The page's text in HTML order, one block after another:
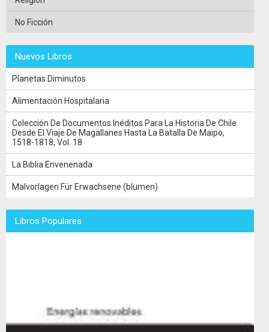
No Ficción
Nuevos Libros
Planetas Diminutos
Alimentación Hospitalaria
Colección De Documentos Inéditos Para La Historia De Chile
Desde El Viaje De Magallanes Hasta La Batalla De Maipo,
1518-1818, Vol. 18
La Biblia Envenenada
Malvorlagen Für Erwachsene (blumen)
Libros Populares